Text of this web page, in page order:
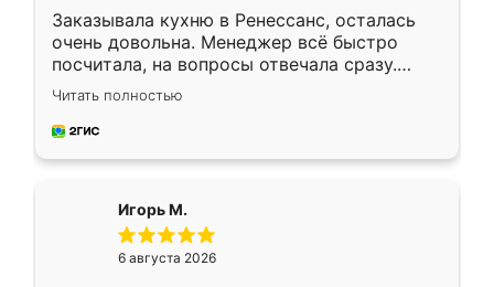
Заказывала кухню в Ренессанс, осталась
очень довольна. Менеджер всё быстро
посчитала, на вопросы отвечала сразу.
Замерщик приехал в субботу, подошёл к
делу со всей ответственностью. Собрали
за день, ребята работали аккуратно, даже
Читать полностью
Игорь М.
6 августа 2026